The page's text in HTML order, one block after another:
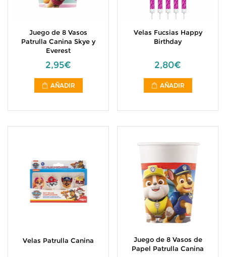
Juego de 8 Vasos
Patrulla Canina Skye y
Everest
2,95€
AÑADIR
Velas Fucsias Happy
Birthday
2,80€
AÑADIR
Velas Patrulla Canina
Juego de 8 Vasos de
Papel Patrulla Canina